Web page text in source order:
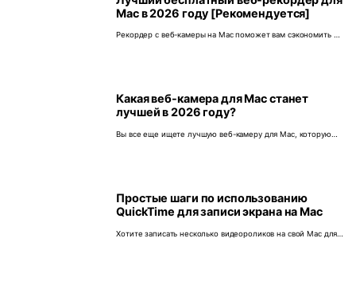
Mac в 2026 году [Рекомендуется]
Рекордер с веб-камеры на Mac поможет вам сэкономить на
Какая веб-камера для Mac станет
лучшей в 2026 году?
Вы все еще ищете лучшую веб-камеру для Mac, которую
Простые шаги по использованию
QuickTime для записи экрана на Mac
Хотите записать несколько видеороликов на свой Mac для